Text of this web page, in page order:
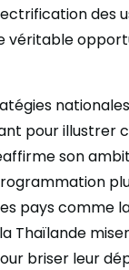
des
véritable
pour illustrer
son
pays comme
Thaïlande
briser leur